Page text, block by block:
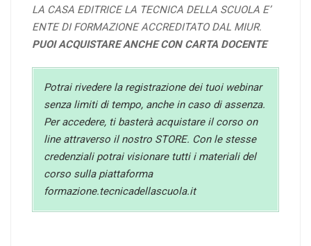
LA CASA EDITRICE LA TECNICA DELLA SCUOLA E’
ENTE DI FORMAZIONE ACCREDITATO DAL MIUR.
PUOI ACQUISTARE ANCHE CON CARTA DOCENTE
Potrai rivedere la registrazione dei tuoi webinar
senza limiti di tempo, anche in caso di assenza.
Per accedere, ti basterà acquistare il corso on
line attraverso il nostro STORE. Con le stesse
credenziali potrai visionare tutti i materiali del
corso sulla piattaforma
formazione.tecnicadellascuola.it